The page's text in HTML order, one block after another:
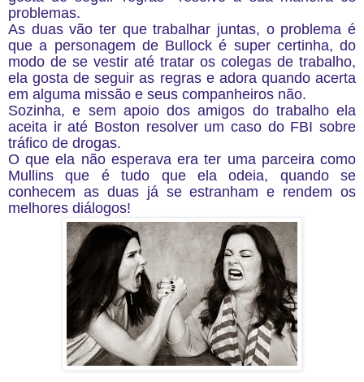
problemas.
As duas vão ter que trabalhar juntas, o problema é
que a personagem de Bullock é super certinha, do
modo de se vestir até tratar os colegas de trabalho,
ela gosta de seguir as regras e adora quando acerta
em alguma missão e seus companheiros não.
Sozinha, e sem apoio dos amigos do trabalho ela
aceita ir até Boston resolver um caso do FBI sobre
tráfico de drogas.
O que ela não esperava era ter uma parceira como
Mullins que é tudo que ela odeia, quando se
conhecem as duas já se estranham e rendem os
melhores diálogos!